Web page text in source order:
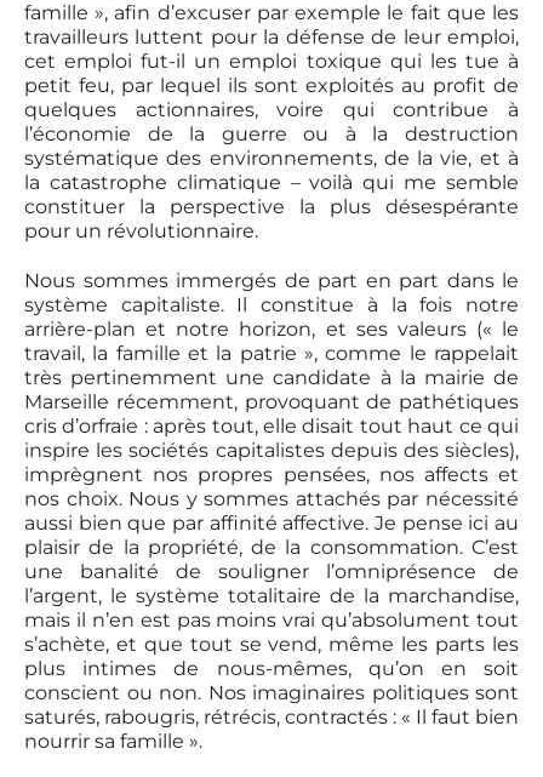
famille », afin d’excuser par exemple le fait que les
travailleurs luttent pour la défense de leur emploi,
cet emploi fut-il un emploi toxique qui les tue à
petit feu, par lequel ils sont exploités au profit de
quelques actionnaires, voire qui contribue à
l’économie de la guerre ou à la destruction
systématique des environnements, de la vie, et à
la catastrophe climatique – voilà qui me semble
constituer la perspective la plus désespérante
pour un révolutionnaire.
Nous sommes immergés de part en part dans le
système capitaliste. Il constitue à la fois notre
arrière-plan et notre horizon, et ses valeurs (« le
travail, la famille et la patrie », comme le rappelait
très pertinemment une candidate à la mairie de
Marseille récemment, provoquant de pathétiques
cris d’orfraie : après tout, elle disait tout haut ce qui
inspire les sociétés capitalistes depuis des siècles),
imprègnent nos propres pensées, nos affects et
nos choix. Nous y sommes attachés par nécessité
aussi bien que par affinité affective. Je pense ici au
plaisir de la propriété, de la consommation. C’est
une banalité de souligner l’omniprésence de
l’argent, le système totalitaire de la marchandise,
mais il n’en est pas moins vrai qu’absolument tout
s’achète, et que tout se vend, même les parts les
plus intimes de nous-mêmes, qu’on en soit
conscient ou non. Nos imaginaires politiques sont
saturés, rabougris, rétrécis, contractés : « Il faut bien
nourrir sa famille ».